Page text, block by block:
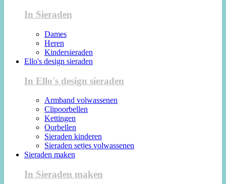
In Sieraden
Dames
Heren
Kindersieraden
Ello's design sieraden
In Ello's design sieraden
Armband volwassenen
Clipoorbellen
Kettingen
Oorbellen
Sieraden kinderen
Sieraden setjes volwassenen
Sieraden maken
In Sieraden maken